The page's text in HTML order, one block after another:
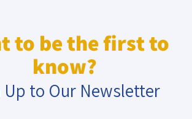
to be the first to
know?
Up to Our Newsletter